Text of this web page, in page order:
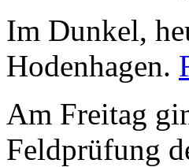
Im Dunkel,
Hodenhagen.
Am Freitag
Feldprüfung